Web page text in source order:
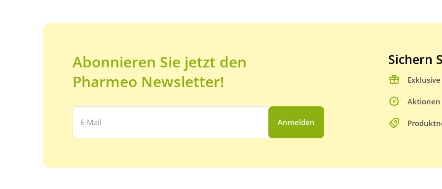
Abonnieren Sie jetzt den
Pharmeo Newsletter!
Ihre E-Mail Adresse:
Anmelden
Sichern
Aktionen